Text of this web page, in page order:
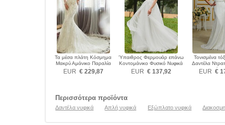
Τα μέσα πλάτη Κόσμημα
Μακρύ Αμάνικο Παραλία
Νυφικά
EUR € 229,87
Ύπαιθρος Φερμουάρ επάνω
Κοντομάνικο Φυσικό Νυφικά
EUR € 137,92
Τονισμένα
Δαντέλα
EUR €
Περισσότερα προϊόντα
Δαντέλα νυφικά Απλή νυφικά Εξώπλατο νυφικά